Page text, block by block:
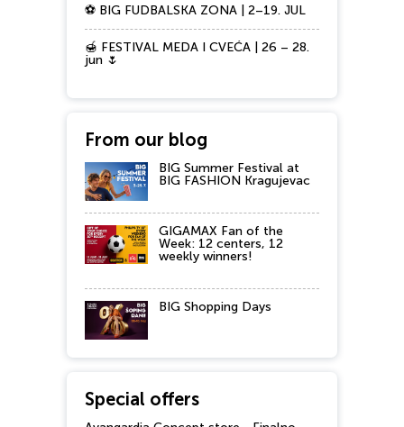
⚽ BIG FUDBALSKA ZONA | 2–19. JUL
🍯 FESTIVAL MEDA I CVEĆA | 26 – 28.
jun 🌷
From our blog
BIG Summer Festival at
BIG FASHION Kragujevac
GIGAMAX Fan of the
Week: 12 centers, 12
weekly winners!
BIG Shopping Days
Special offers